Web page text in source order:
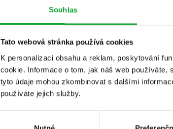
Souhlas
Tato webová stránka používá cookies
K personalizaci obsahu a reklam, poskytování
cookie. Informace o tom, jak náš web
tyto údaje mohou zkombinovat s dalšími
používáte jejich služby.